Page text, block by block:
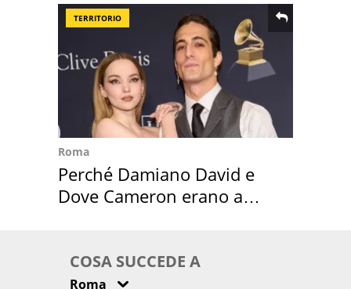
TERRITORIO
Roma
Perché Damiano David e
Dove Cameron erano a